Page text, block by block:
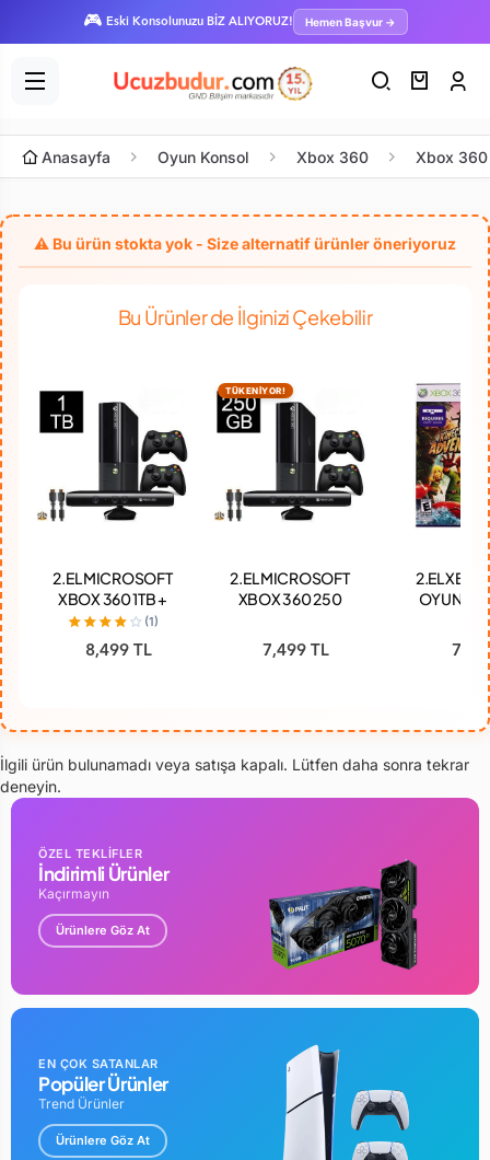
🎮 Eski Konsolunuzu BİZ ALIYORUZ! Hemen Başvur →
Anasayfa Oyun Konsol Xbox 360 Xbox 360
Bu Ürünler de İlginizi Çekebilir
2.EL MICROSOFT
XBOX 360 1TB +
2.KOL + JTAG +
KINECT SENSÖR
+ 220 ADET OYUN
(1)
8,499 TL
TÜKENİYOR!
2.EL MICROSOFT
XBOX 360 250
JTAG + KINECT
SENSÖR + 40
7,499 TL
2.EL
OYUN
79
İlgili ürün bulunamadı veya satışa kapalı. Lütfen daha sonra tekrar
deneyin.
ÖZEL TEKLİFLER
İndirimli Ürünler
Kaçırmayın
Ürünlere Göz At
EN ÇOK SATANLAR
Popüler Ürünler
Trend Ürünler
Ürünlere Göz At